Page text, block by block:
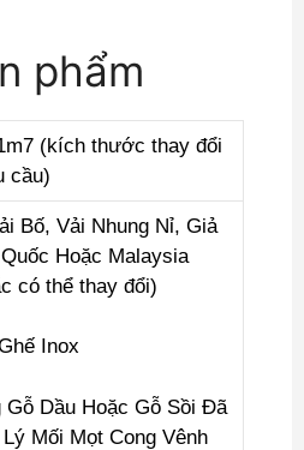
phẩm
(kích thước thay đổi
cầu)
Bố, Vải Nhung Nỉ, Giả
Hoặc Malaysia
có thể thay đổi)
Inox
Gỗ Dầu Hoặc Gỗ Sồi Đã
Mối Mọt Cong Vênh